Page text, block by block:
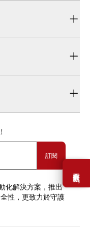
需要幫助嗎？
訂閱
化解決方案，推出
性，更致力於守護